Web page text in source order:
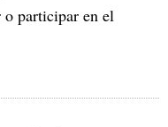
participar en el